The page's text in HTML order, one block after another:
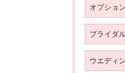
オプション
ブライダ
ウエディ